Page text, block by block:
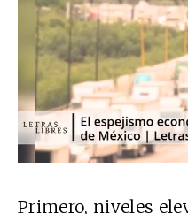
Primero, niveles